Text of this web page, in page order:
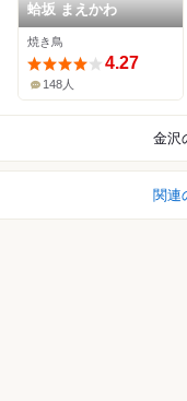
蛤坂 まえかわ
焼き鳥
4.27
148人
金沢
関連